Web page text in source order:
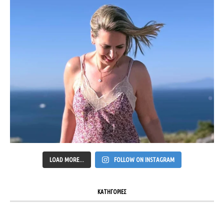
LOAD MORE... FOLLOW ON INSTAGRAM
ΚΑΤΗΓΟΡΙΕΣ